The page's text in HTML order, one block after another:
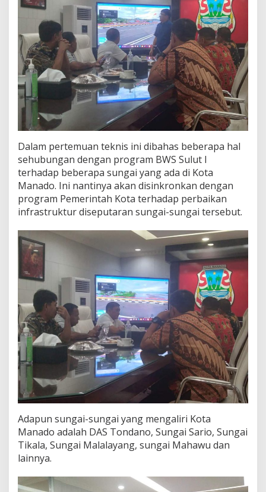
S
S
u
l
u
t
I
Dalam pertemuan teknis ini dibahas beberapa hal
sehubungan dengan program BWS Sulut I
terhadap beberapa sungai yang ada di Kota
Manado. Ini nantinya akan disinkronkan dengan
program Pemerintah Kota terhadap perbaikan
infrastruktur diseputaran sungai-sungai tersebut.
Adapun sungai-sungai yang mengaliri Kota
Manado adalah DAS Tondano, Sungai Sario, Sungai
Tikala, Sungai Malalayang, sungai Mahawu dan
lainnya.